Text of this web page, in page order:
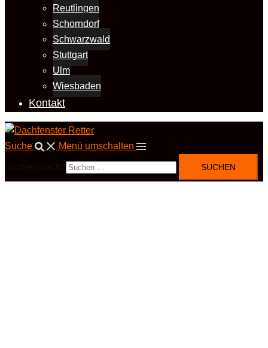
Reutlingen
Schorndorf
Schwarzwald
Stuttgart
Ulm
Wiesbaden
Kontakt
Suche Menü umschalten